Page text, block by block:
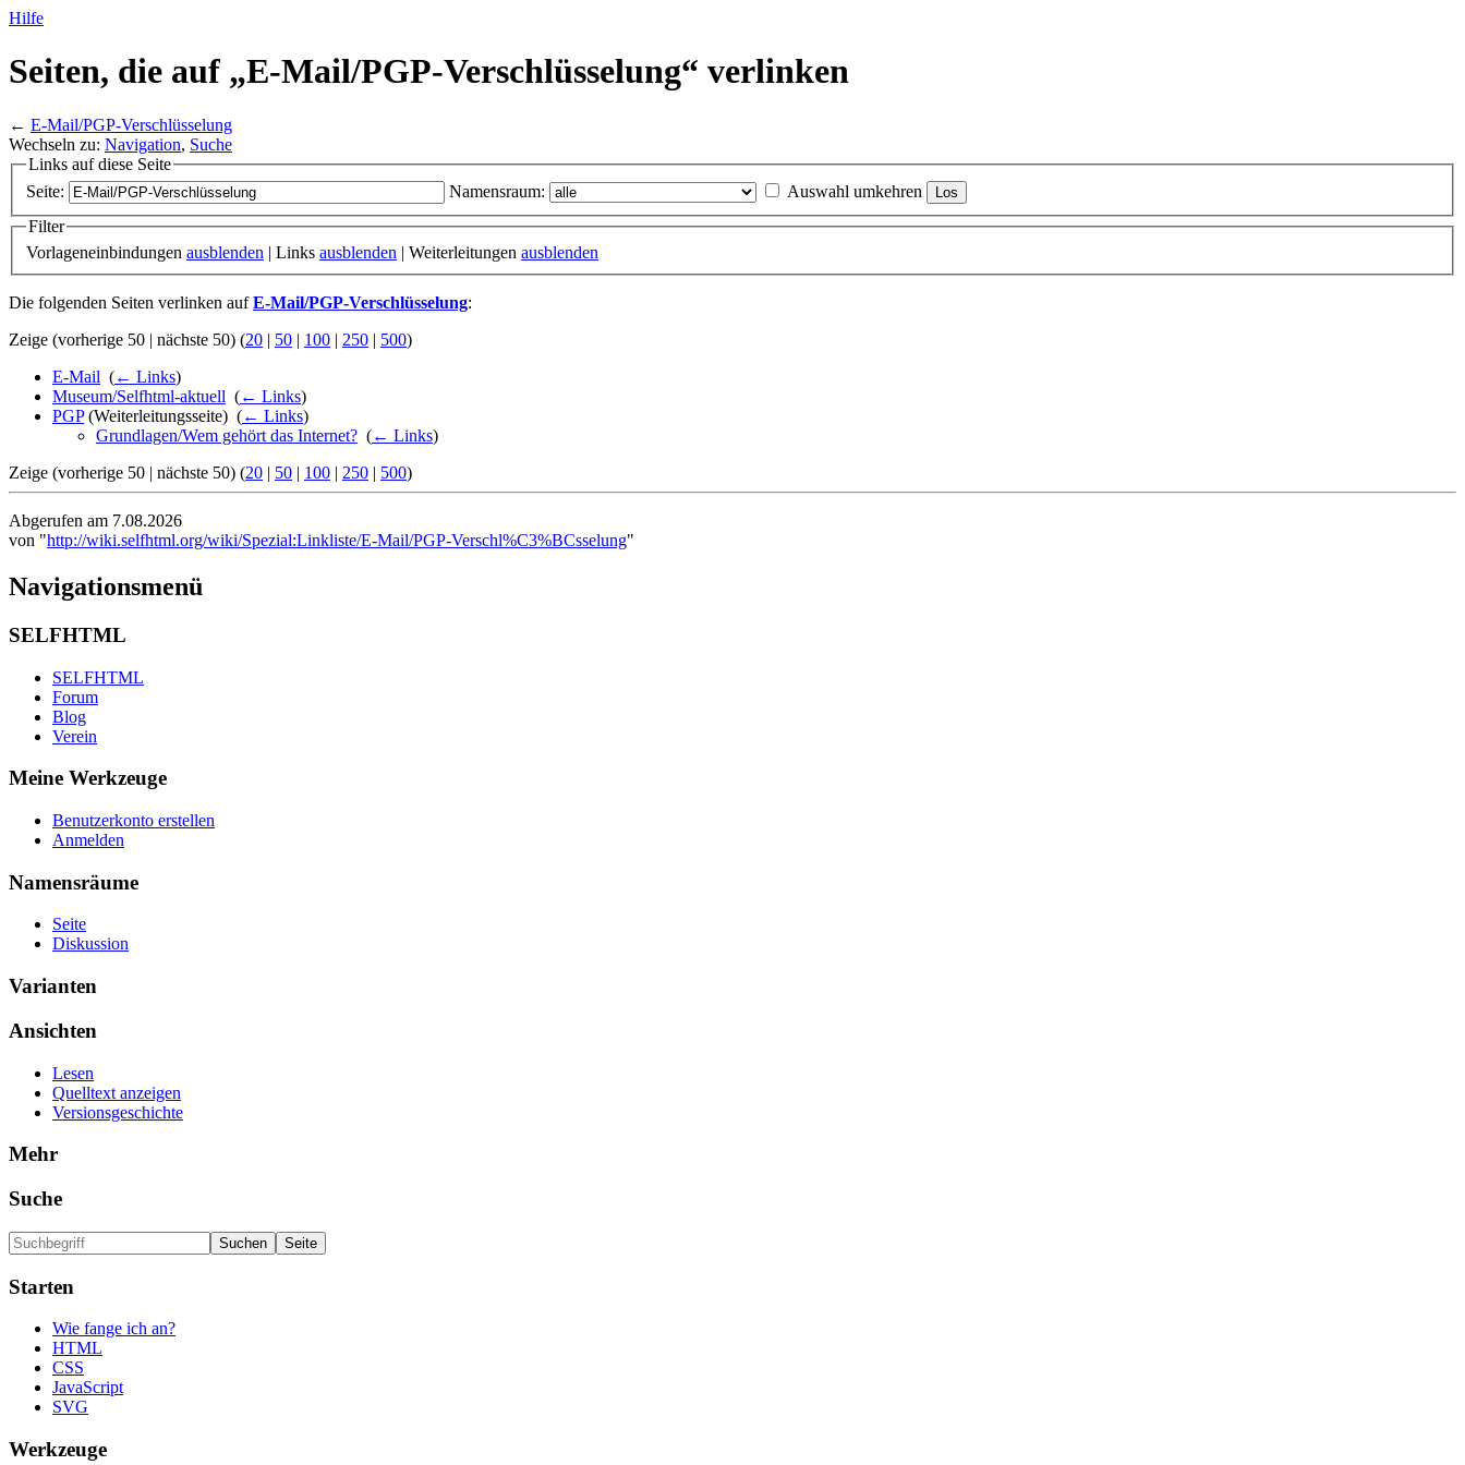
Hilfe
Seiten, die auf „E-Mail/PGP-Verschlüsselung“ verlinken
← E-Mail/PGP-Verschlüsselung
Wechseln zu: Navigation, Suche
Links auf diese Seite
Seite:
Namensraum:
Auswahl umkehren
Filter
Vorlageneinbindungen ausblenden | Links ausblenden | Weiterleitungen ausblenden
Die folgenden Seiten verlinken aufE-Mail/PGP-Verschlüsselung:
Zeige (vorherige 50 | nächste 50) (20 | 50 | 100 | 250 | 500)
E-Mail (← Links)
Museum/Selfhtml-aktuell (← Links)
PGP(Weiterleitungsseite) ‎ (← Links)
Grundlagen/Wem gehört das Internet? (← Links)
Zeige (vorherige 50 | nächste 50) (20 | 50 | 100 | 250 | 500)
Abgerufen am 7.08.2026
von "http://wiki.selfhtml.org/wiki/Spezial:Linkliste/E-Mail/PGP-Verschl%C3%BCsselung"
Navigationsmenü
SELFHTML
SELFHTML
Forum
Blog
Verein
Meine Werkzeuge
Benutzerkonto erstellen
Anmelden
Namensräume
Seite
Diskussion
Varianten
Ansichten
Lesen
Quelltext anzeigen
Versionsgeschichte
Mehr
Suche
Starten
Wie fange ich an?
HTML
CSS
JavaScript
SVG
Werkzeuge